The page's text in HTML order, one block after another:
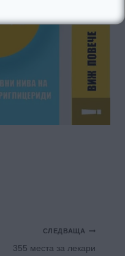
СЛЕДВАЩА
355 места за лекари